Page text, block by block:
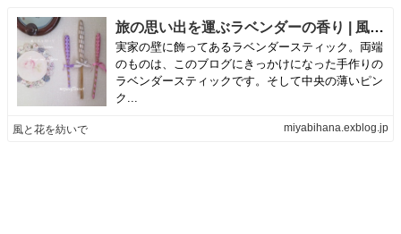
旅の思い出を運ぶラベンダーの香り | 風と花を紡いで
実家の壁に飾ってあるラベンダースティック。両端
のものは、このブログにきっかけになった手作りの
ラベンダースティックです。そして中央の薄いピン
ク...
風と花を紡いで miyabihana.exblog.jp